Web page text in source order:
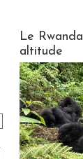
Le
altitude